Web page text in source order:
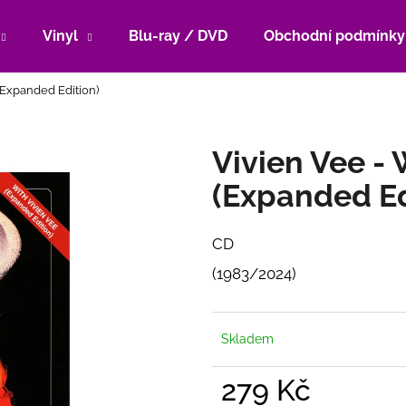
Vinyl Blu-ray / DVD Obchodní podmínky
Edition)
Vivien Vee -
(Expanded
CD
(1983/2024)
Skladem
279 Kč
Co potřebujete najít?
HLEDAT